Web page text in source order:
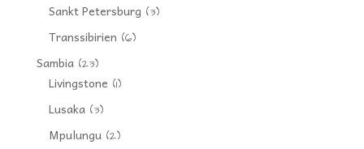
Sankt Petersburg (3)
Transsibirien (6)
Sambia(23)
Livingstone (1)
Lusaka(3)
Mpulungu(2)